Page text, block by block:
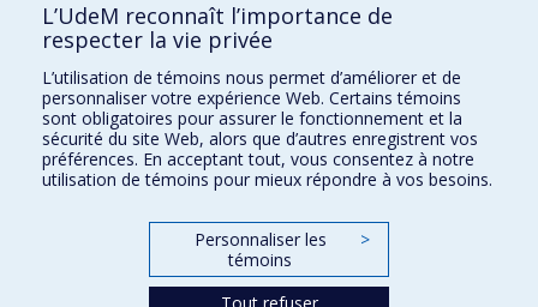
Kinésiologie et des sciences de l’activité physique
Orthophonie et audiologie
Réadaptation
Directions
DPC
CPASS
L’UdeM reconnaît l’importance de
respecter la vie privée
L’utilisation de témoins nous permet d’améliorer et de
personnaliser votre expérience Web. Certains témoins
sont obligatoires pour assurer le fonctionnement et la
sécurité du site Web, alors que d’autres enregistrent vos
préférences. En acceptant tout, vous consentez à notre
utilisation de témoins pour mieux répondre à vos besoins.
Personnaliser les
témoins
>
Tout refuser